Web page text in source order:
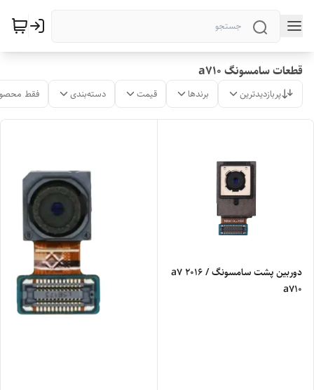
قطعات سامسونگ a710
پربازدیدترین برندها قیمت دسته‌بندی فقط
دوربین پشت سامسونگ a7 2016 /
a710